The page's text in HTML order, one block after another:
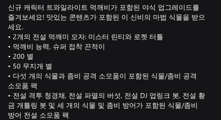
신규 캐릭터 트와일라이트 먹깨비가 포함된 야식 업그레이드를
즐겨보세요! 맛있는 콘텐츠가 포함된 이 신비의 마법 식물을 받으
세요.
• 2개의 전설 먹깨미 모자: 미스터 린티와 로켓 터틀
• 먹깨비 능력, 슈퍼 접착 끈적이
• 200 별
• 50 무지개 별
• 다섯 개의 식물과 좀비 공격 소모품이 포함된 식물/좀비 공격
소모품 팩
• 전설 격투 청경채, 전설 파멸의 버섯, 전설 DJ 업링크 봇, 전설 황
금 개틀링 봇 및 세 개의 식물 및 좀비 방어가 포함된 식물/좀비
방어 전설 소모품 팩